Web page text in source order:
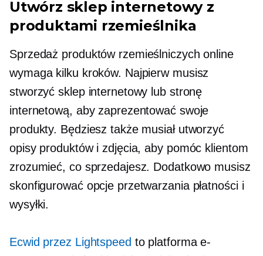
Utwórz sklep internetowy z
produktami rzemieślnika
Sprzedaż produktów rzemieślniczych online
wymaga kilku kroków. Najpierw musisz
stworzyć sklep internetowy lub stronę
internetową, aby zaprezentować swoje
produkty. Będziesz także musiał utworzyć
opisy produktów i zdjęcia, aby pomóc klientom
zrozumieć, co sprzedajesz. Dodatkowo musisz
skonfigurować opcje przetwarzania płatności i
wysyłki.
Ecwid przez Lightspeed to platforma e-